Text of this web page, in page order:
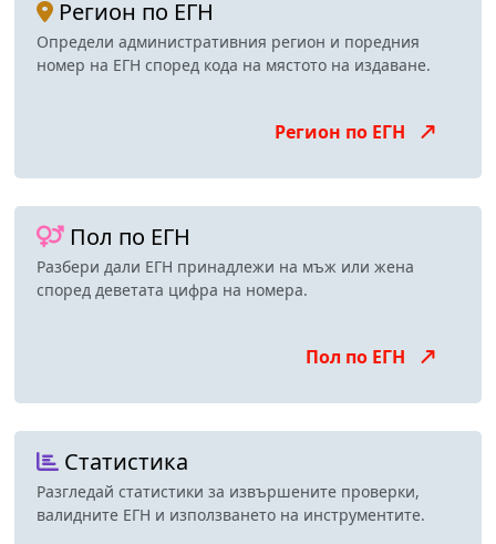
Регион по ЕГН
Определи административния регион и поредния
номер на ЕГН според кода на мястото на издаване.
Регион по ЕГН
Пол по ЕГН
Разбери дали ЕГН принадлежи на мъж или жена
според деветата цифра на номера.
Пол по ЕГН
Статистика
Разгледай статистики за извършените проверки,
валидните ЕГН и използването на инструментите.